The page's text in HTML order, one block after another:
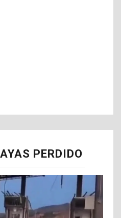
PERDIDO